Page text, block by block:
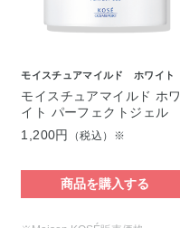
モイスチュアマイルド ホワイト
モイスチュアマイルド ホワ
イト パーフェクトジェル
1,200円
（税込）※
商品を購入する